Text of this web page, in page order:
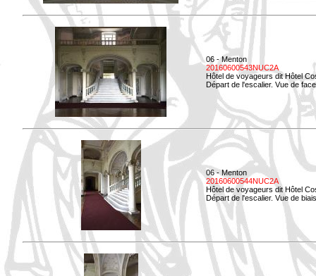
06 - Menton
20160600543NUC2A
Hôtel de voyageurs dit Hôtel
Départ de l'escalier. Vue de
06 - Menton
20160600544NUC2A
Hôtel de voyageurs dit Hôtel
Départ de l'escalier. Vue de